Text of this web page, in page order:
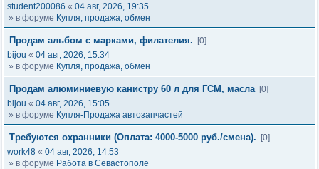
student200086 « 04 авг, 2026, 19:35
» в форуме Купля, продажа, обмен
Продам альбом с марками, филателия.
[0]
bijou « 04 авг, 2026, 15:34
» в форуме Купля, продажа, обмен
Продам алюминиевую канистру 60 л для ГСМ, масла [0]
bijou « 04 авг, 2026, 15:05
» в форуме Купля-Продажа автозапчастей
Требуются охранники (Оплата: 4000-5000 руб./смена).
[0]
work48 « 04 авг, 2026, 14:53
» в форуме Работа в Севастополе